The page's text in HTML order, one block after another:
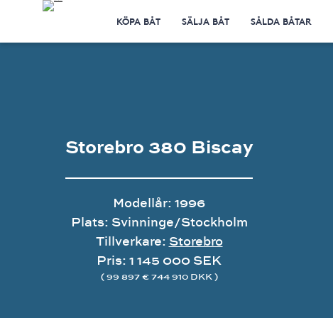
KÖPA BÅT SÄLJA BÅT SÅLDA BÅTAR
Storebro 380 Biscay
Modellår: 1996
Plats: Svinninge/Stockholm
Tillverkare: Storebro
Pris: 1 145 000 SEK
( 99 897 € 744 910 DKK )